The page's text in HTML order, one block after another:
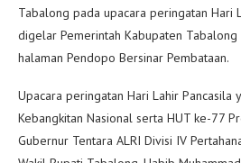
Tabalong pada upacara peringatan Hari
digelar Pemerintah Kabupaten
halaman Pendopo Bersinar Pembataan.
Upacara peringatan Hari Lahir Pancasila
Kebangkitan Nasional serta HUT ke-77
Gubernur Tentara ALRI Divisi IV